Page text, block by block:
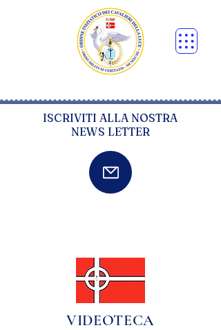
ISCRIVITI ALLA NOSTRA
NEWS LETTER
VIDEOTECA